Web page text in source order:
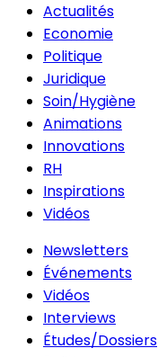
Actualités
Economie
Politique
Juridique
Soin/Hygiène
Animations
Innovations
RH
Inspirations
Vidéos
Newsletters
Événements
Vidéos
Interviews
Études/Dossiers